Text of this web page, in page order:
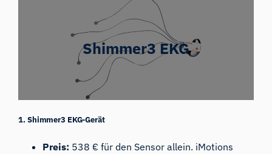
Shimmer3 EKG
1. Shimmer3 EKG-Gerät
Preis: 538 € für den Sensor allein. iMotions